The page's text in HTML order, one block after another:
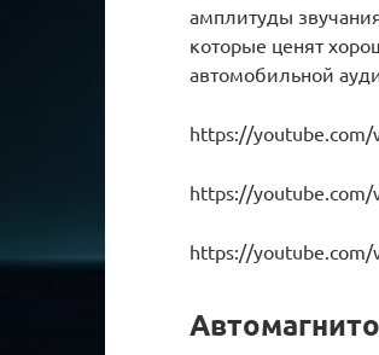
амплитуды
которые ценят
автомобильной
https://youtube.com/
https://youtube.com/
https://youtube.com/